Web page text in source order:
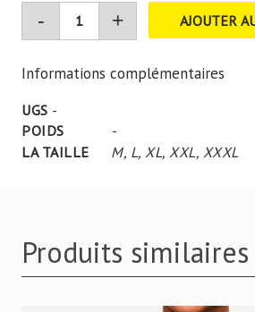
AJOUTER
Informations complémentaires
UGS -
POIDS
-
LA TAILLE
M, L, XL, XXL, XXXL
Produits similaires